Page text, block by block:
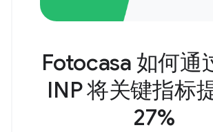
Fotocasa 如何通
INP 将关键指标
27%